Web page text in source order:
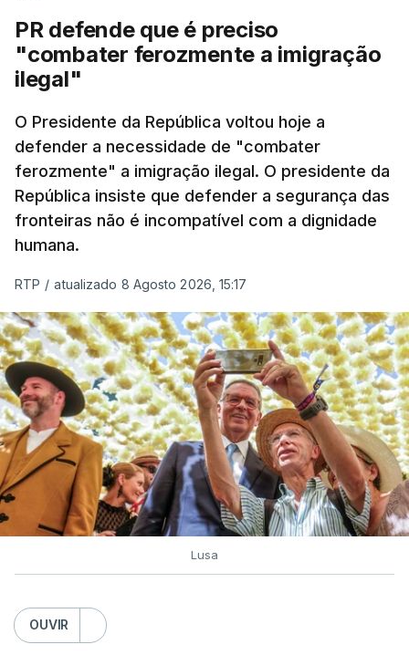
PR defende que é preciso
"combater ferozmente a imigração
ilegal"
O Presidente da República voltou hoje a
defender a necessidade de "combater
ferozmente" a imigração ilegal. O presidente da
República insiste que defender a segurança das
fronteiras não é incompatível com a dignidade
humana.
RTP / atualizado 8 Agosto 2026, 15:17
Lusa
OUVIR